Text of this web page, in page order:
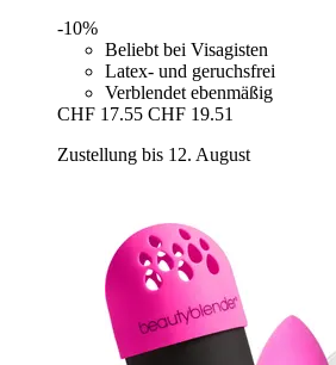
-10%
Beliebt bei Visagisten
Latex- und geruchsfrei
Verblendet ebenmäßig
CHF 17.55 CHF 19.51
Zustellung bis 12. August